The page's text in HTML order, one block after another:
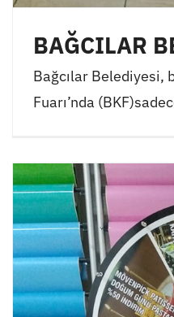
BAĞCILAR
Bağcılar Belediyesi,
Fuarı’nda